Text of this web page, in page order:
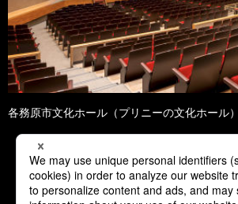
各務原市文化ホール（プリニーの文化ホール）
1 2 3 4 5